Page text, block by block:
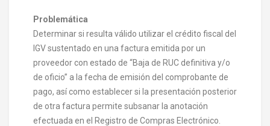
Problemática
Determinar si resulta válido utilizar el crédito fiscal del
IGV sustentado en una factura emitida por un
proveedor con estado de “Baja de RUC definitiva y/o
de oficio” a la fecha de emisión del comprobante de
pago, así como establecer si la presentación posterior
de otra factura permite subsanar la anotación
efectuada en el Registro de Compras Electrónico.